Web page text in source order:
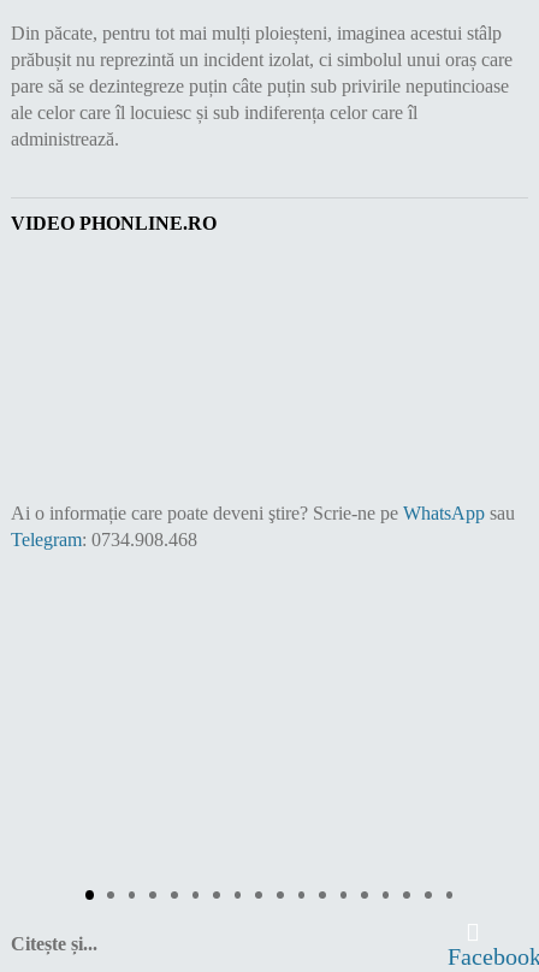
Din păcate, pentru tot mai mulți ploieșteni, imaginea acestui stâlp
prăbușit nu reprezintă un incident izolat, ci simbolul unui oraș care
pare să se dezintegreze puțin câte puțin sub privirile neputincioase
ale celor care îl locuiesc și sub indiferența celor care îl
administrează.
VIDEO PHONLINE.RO
Ai o informație care poate deveni ştire? Scrie-ne pe WhatsAppsau
Telegram: 0734.908.468
Citește și...